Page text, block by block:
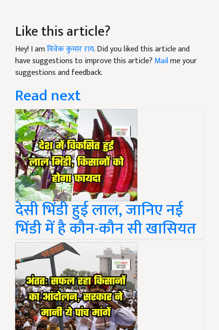
Like this article?
Hey! I amविवेक कुमार राय. Did you liked this article and
have suggestions to improve this article? Mailme your
suggestions and feedback.
Read next
देसी भिंडी हुई लाल, जानिए नई
भिंडी में है कौन-कौन सी खासियत